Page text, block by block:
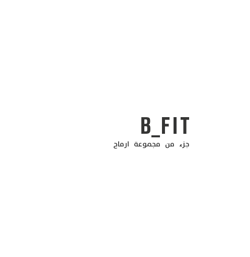
جزء من مجموعة ارماح